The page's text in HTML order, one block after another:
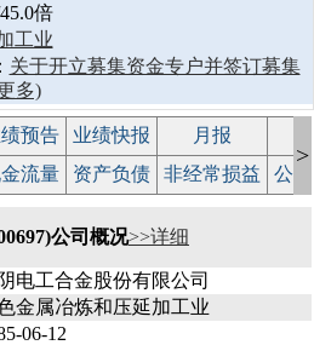
倍
工业
关于开立募集资金专户并签订募集
多)
预告 业绩快报 月报
流量 资产负债 非经常损益 公
>
公司概况>>详细
电工合金股份有限公司
金属冶炼和压延加工业
06-12